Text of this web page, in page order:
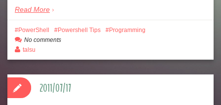
Read More
PowerShell Powershell Tips
Programming
No comments
talsu
2011/07/17